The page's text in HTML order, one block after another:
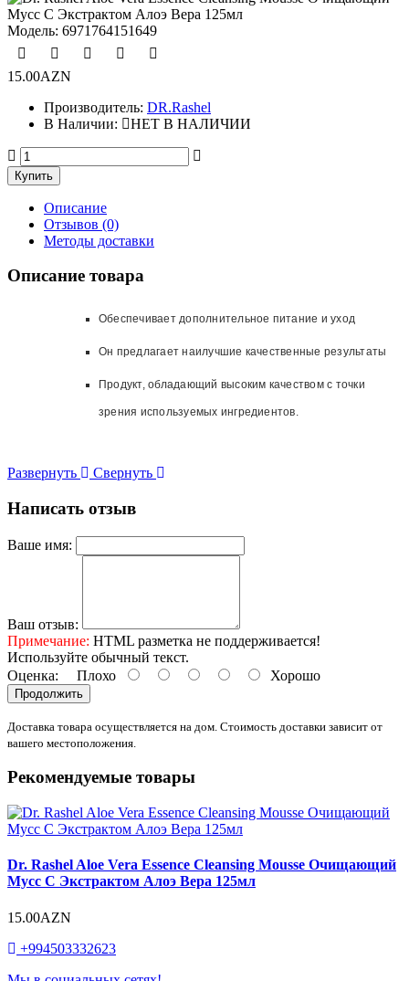
Модель: 6971764151649
15.00AZN
Производитель: DR.Rashel
В Наличии:
НЕТ В НАЛИЧИИ
Описание
Отзывов (0)
Методы доставки
Описание товара
Обеспечивает дополнительное питание и уход
Он предлагает наилучшие качественные результаты
Продукт, обладающий высоким качеством с точки
зрения используемых ингредиентов.
Развернуть Свернуть
Написать отзыв
Ваше имя:
Ваш отзыв:
Примечание: HTML разметка не поддерживается!
Используйте обычный текст.
Оценка: Плохо Хорошо
Продолжить
Доставка товара осуществляется на дом. Стоимость доставки зависит от
вашего местоположения.
Рекомендуемые товары
Dr. Rashel Aloe Vera Essence Cleansing Mousse Очищающий
Мусс С Экстрактом Алоэ Вера 125мл
15.00AZN
+994503332623